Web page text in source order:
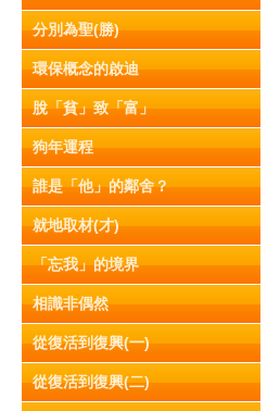
分別為聖(勝)
環保概念的啟迪
脫「貧」致「富」
狗年運程
誰是「他」的鄰舍？
就地取材(才)
「忘我」的境界
相識非偶然
從復活到復興(一)
從復活到復興(二)